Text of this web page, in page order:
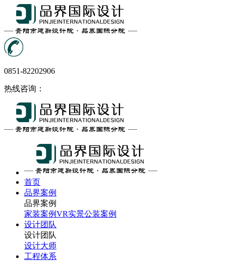
0851-82202906
热线咨询：
首页
品界案例
品界案例
家装案例VR实景公装案例
设计团队
设计团队
设计大师
工程体系